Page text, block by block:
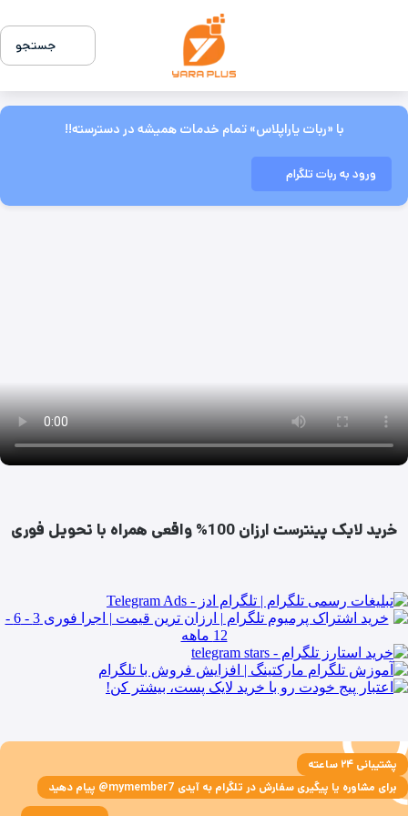
جستجو
با «ربات یاراپلاس» تمام خدمات همیشه در دسترسته!!
ورود به ربات تلگرام
خرید لایک پینترست ارزان 100% واقعی همراه با تحویل فوری
پشتیبانی ۲۴ ساعته
برای مشاوره یا پیگیری سفارش در تلگرام به آیدی mymember7@ پیام دهید